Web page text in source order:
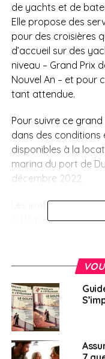
de yachts et de
Elle propose des
pour des croisières
d’accueil sur des
niveau – Grand Prix
Nouvel An – et pour
tant attendue.
Pour suivre ce
dans des conditions
disponibles à la
marina du port de
décembre 2022.
Les invités peuvent
à 118 pieds. Des
Si vous recherchez
cette Coupe du
assistant aux
la mer d’Oman,
aujourd’hui. Dites-
attendus à bord,
notre équipe vous